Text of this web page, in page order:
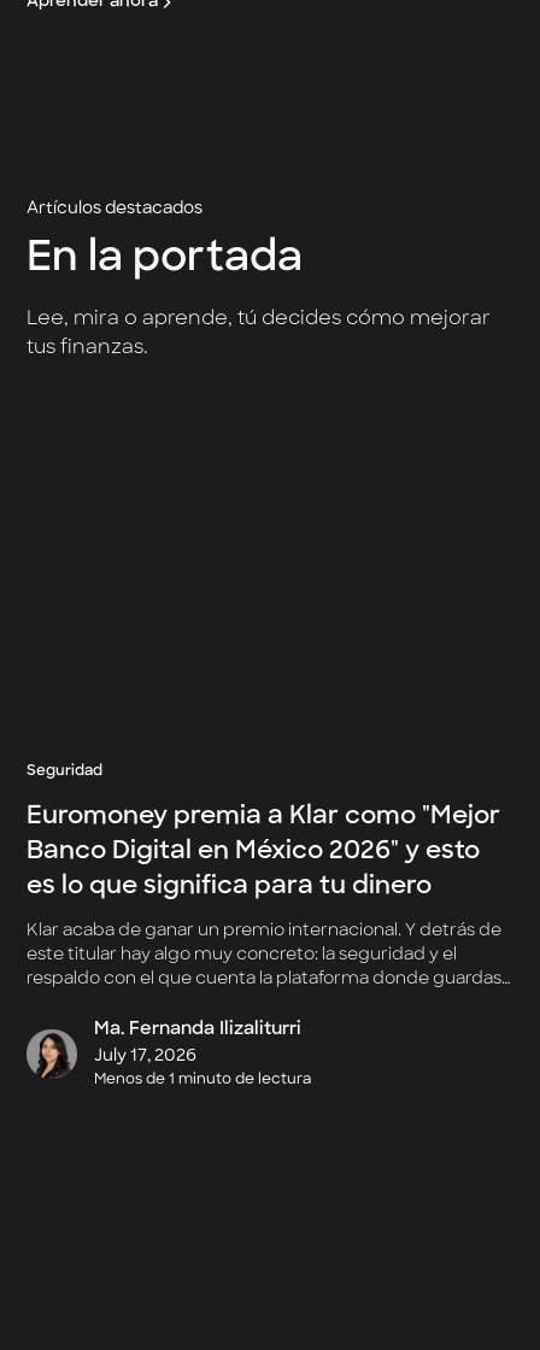
Artículos destacados
En la portada
Lee, mira o aprende, tú decides cómo mejorar
tus finanzas.
Seguridad
Euromoney premia a Klar como "Mejor
Banco Digital en México 2026" y esto
es lo que significa para tu dinero
Klar acaba de ganar un premio internacional. Y detrás de
este titular hay algo muy concreto: la seguridad y el
respaldo con el que cuenta la plataforma donde guardas,
Ma. Fernanda Ilizaliturri
July 17, 2026
Menos de 1 minuto de lectura